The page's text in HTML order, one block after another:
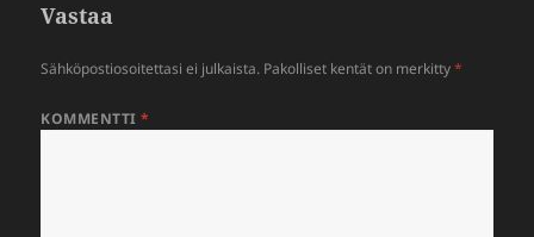
Vastaa
Sähköpostiosoitettasi ei julkaista. Pakolliset kentät on merkitty*
KOMMENTTI*